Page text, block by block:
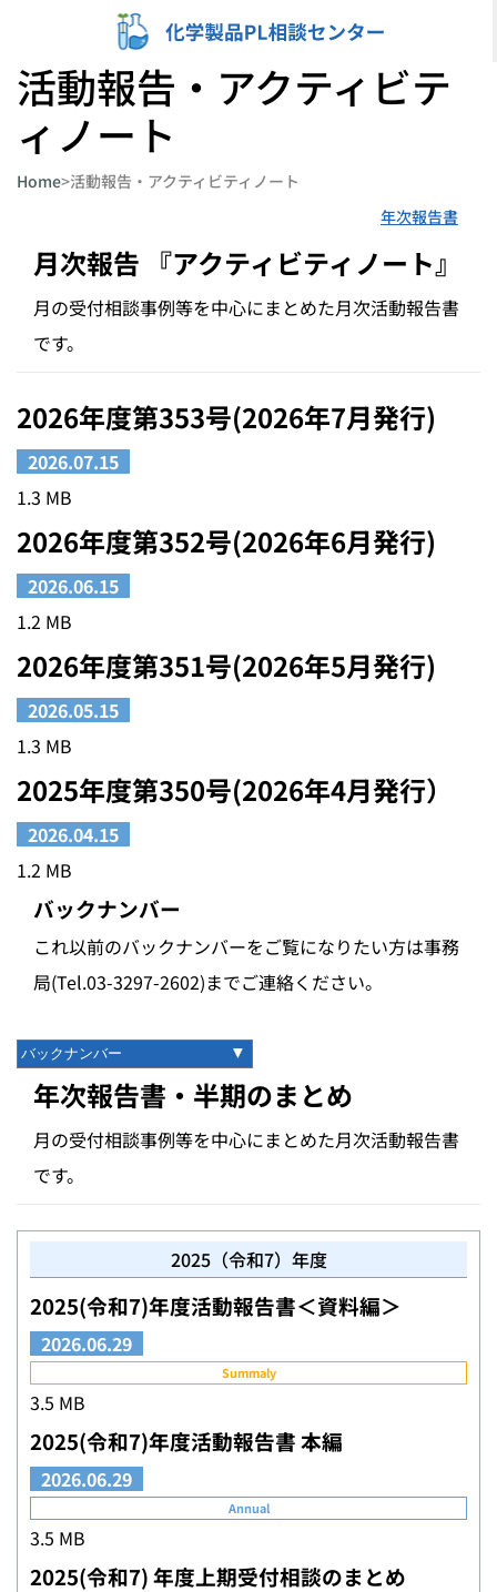
活動報告・アクティビテ
ィノート
Home>活動報告・アクティビティノート
年次報告書
月次報告 『アクティビティノート』
月の受付相談事例等を中心にまとめた月次活動報告書
です。
2026年度第353号(2026年7月発行)
2026.07.15
1.3 MB
2026年度第352号(2026年6月発行)
2026.06.15
1.2 MB
2026年度第351号(2026年5月発行)
2026.05.15
1.3 MB
2025年度第350号(2026年4月発行）
2026.04.15
1.2 MB
バックナンバー
これ以前のバックナンバーをご覧になりたい方は事務
局(Tel.03-3297-2602)までご連絡ください。
年次報告書・半期のまとめ
月の受付相談事例等を中心にまとめた月次活動報告書
です。
2025（令和7）年度
2025(令和7)年度活動報告書＜資料編＞
2026.06.29
Summaly
3.5 MB
2025(令和7)年度活動報告書 本編
2026.06.29
Annual
3.5 MB
2025(令和7) 年度上期受付相談のまとめ